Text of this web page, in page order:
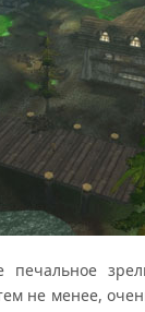
не менее,